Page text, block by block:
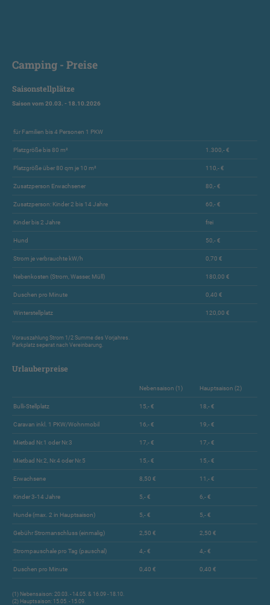
Camping - Preise
Saisonstellplätze
Saison vom 20.03. - 18.10.2026
für Familien bis 4 Personen 1 PKW
Platzgröße bis 80 m² 1.300,- €
Platzgröße über 80 qm je 10 m² 110,- €
Zusatzperson Erwachsener 80,- €
Zusatzperson: Kinder 2 bis 14 Jahre 60,- €
Kinder bis 2 Jahre frei
Hund 50,- €
Strom je verbrauchte kW/h 0,70 €
Nebenkosten (Strom, Wasser, Müll) 180,00 €
Duschen pro Minute 0,40 €
Winterstellplatz 120,00 €
Vorauszahlung Strom 1/2 Summe des Vorjahres.
Parkplatz seperat nach Vereinbarung.
Urlauberpreise
Nebensaison (1) Hauptsaison (2)
Bulli-Stellplatz 15,- € 18,- €
Caravan inkl. 1 PKW/Wohnmobil 16,- € 19,- €
Mietbad Nr.1 oder Nr.3 17,- € 17,- €
Mietbad Nr.2, Nr.4 oder Nr.5 15,- € 15,- €
Erwachsene 8,50 € 11,- €
Kinder 3-14 Jahre 5,- € 6,- €
Hunde (max. 2 in Hauptsaison) 5,- € 5,- €
Gebühr Stromanschluss (einmalig) 2,50 € 2,50 €
Strompauschale pro Tag (pauschal) 4,- € 4,- €
Duschen pro Minute 0,40 € 0,40 €
(1) Nebensaison: 20.03. - 14.05. & 16.09 - 18.10.
(2) Hauptsaison: 15.05. - 15.09.